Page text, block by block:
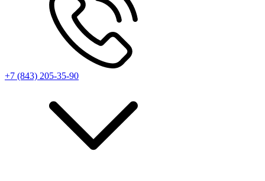
+7 (843) 205-35-90